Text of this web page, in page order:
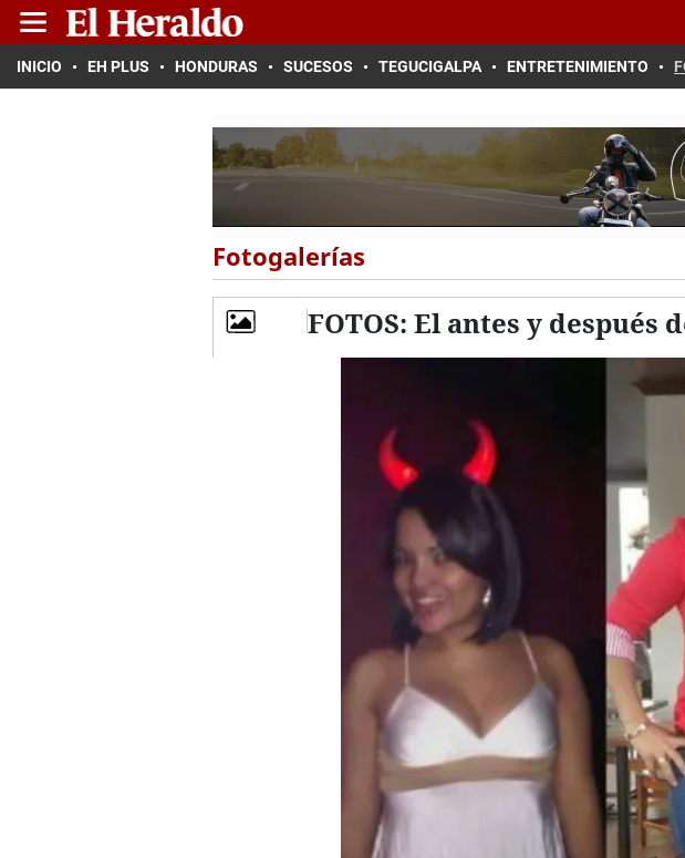
INICIO EH PLUS HONDURAS SUCESOS TEGUCIGALPA ENTRETENIMIENTO
Fotogalerías
FOTOS: El antes y después